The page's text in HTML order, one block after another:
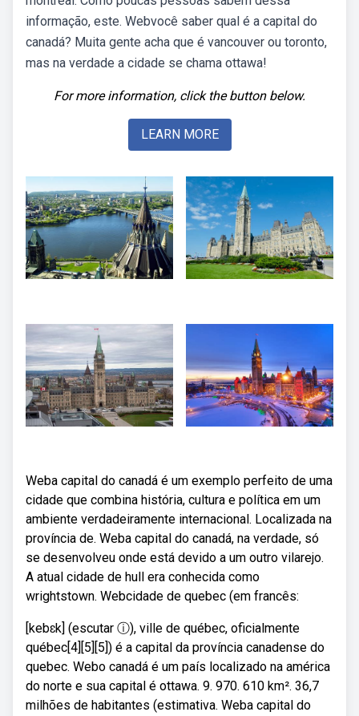
informação, este. Webvocê saber qual é a capital do
canadá? Muita gente acha que é vancouver ou toronto,
mas na verdade a cidade se chama ottawa!
For more information, click the button below.
LEARN MORE
Weba capital do canadá é um exemplo perfeito de uma
cidade que combina história, cultura e política em um
ambiente verdadeiramente internacional. Localizada na
província de. Weba capital do canadá, na verdade, só
se desenvolveu onde está devido a um outro vilarejo.
A atual cidade de hull era conhecida como
wrightstown. Webcidade de quebec (em francês:
[kebɛk] (escutar ⓘ), ville de québec, oficialmente
québec[4][5][5]) é a capital da província canadense do
quebec. Webo canadá é um país localizado na américa
do norte e sua capital é ottawa. 9. 970. 610 km². 36,7
milhões de habitantes (estimativa. Weba capital do